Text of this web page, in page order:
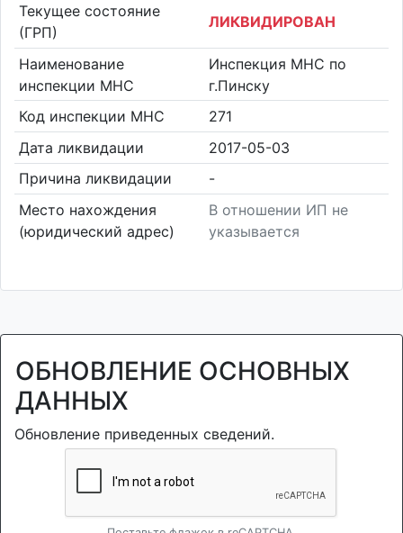
Текущее состояние
(ГРП)
ЛИКВИДИРОВАН
Наименование
инспекции МНС
Инспекция МНС по
г.Пинску
Код инспекции МНС
271
Дата ликвидации
2017-05-03
Причина ликвидации
-
Место нахождения
(юридический адрес)
В отношении ИП не
указывается
ОБНОВЛЕНИЕ ОСНОВНЫХ
ДАННЫХ
Обновление приведенных сведений.